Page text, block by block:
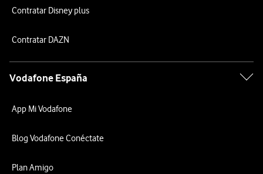
Contratar Disney plus
Contratar DAZN
Vodafone España
App Mi Vodafone
Blog Vodafone Conéctate
Plan Amigo